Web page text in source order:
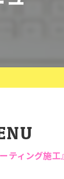
ティング施工